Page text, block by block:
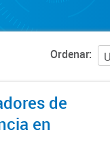
Ordenar
de
en